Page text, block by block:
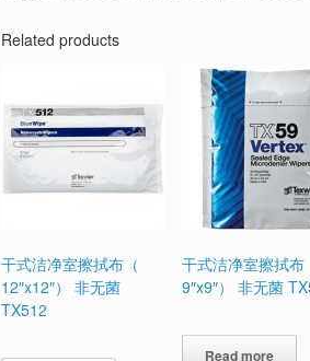
Related products
干式洁净室擦拭布（
12″x12″） 非无菌
TX512
干式洁净室擦拭布
9″x9″） 非无菌
Read more